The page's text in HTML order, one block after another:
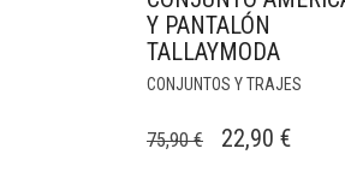
Y PANTALÓN
TALLAYMODA
CONJUNTOS Y TRAJES
75,90€
EL
22,90 €EL